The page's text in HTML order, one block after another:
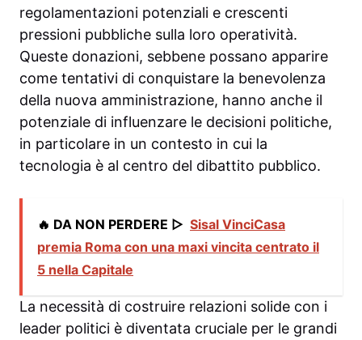
regolamentazioni potenziali e crescenti
pressioni pubbliche sulla loro operatività.
Queste donazioni, sebbene possano apparire
come tentativi di conquistare la benevolenza
della nuova amministrazione, hanno anche il
potenziale di influenzare le decisioni politiche,
in particolare in un contesto in cui la
tecnologia è al centro del dibattito pubblico.
🔥 DA NON PERDERE ▷ Sisal VinciCasa
premia Roma con una maxi vincita centrato il
5 nella Capitale
La necessità di costruire relazioni solide con i
leader politici è diventata cruciale per le grandi